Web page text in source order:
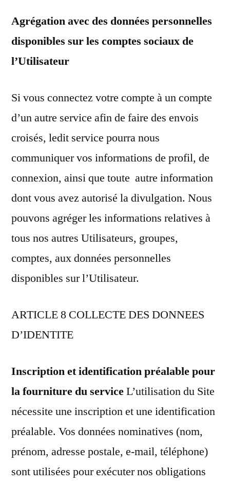
Agrégation avec des données personnelles
disponibles sur les comptes sociaux de
l’Utilisateur
Si vous connectez votre compte à un compte
d’un autre service afin de faire des envois
croisés, ledit service pourra nous
communiquer vos informations de profil, de
connexion, ainsi que toute autre information
dont vous avez autorisé la divulgation. Nous
pouvons agréger les informations relatives à
tous nos autres Utilisateurs, groupes,
comptes, aux données personnelles
disponibles sur l’Utilisateur.
ARTICLE 8 COLLECTE DES DONNEES
D’IDENTITE
Inscription et identification préalable pour
la fourniture du serviceL’utilisation du Site
nécessite une inscription et une identification
préalable. Vos données nominatives (nom,
prénom, adresse postale, e-mail, téléphone)
sont utilisées pour exécuter nos obligations